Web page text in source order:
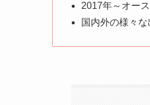
2017年～オー
国内外の様々